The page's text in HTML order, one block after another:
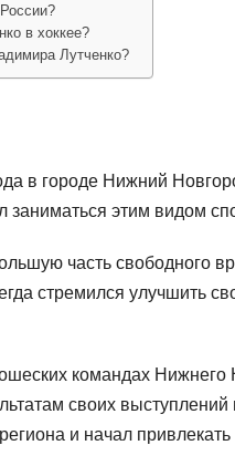
в хоккее?
Лутченко?
в городе Нижний
этим видом
часть свободного
стремился улучшить
командах Нижнего
своих
и начал